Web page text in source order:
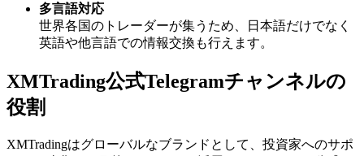
多言語対応
世界各国のトレーダーが集うため、日本語だけでなく
英語や他言語での情報交換も行えます。
XMTrading公式Telegramチャンネルの
役割
XMTradingはグローバルなブランドとして、投資家へのサポ